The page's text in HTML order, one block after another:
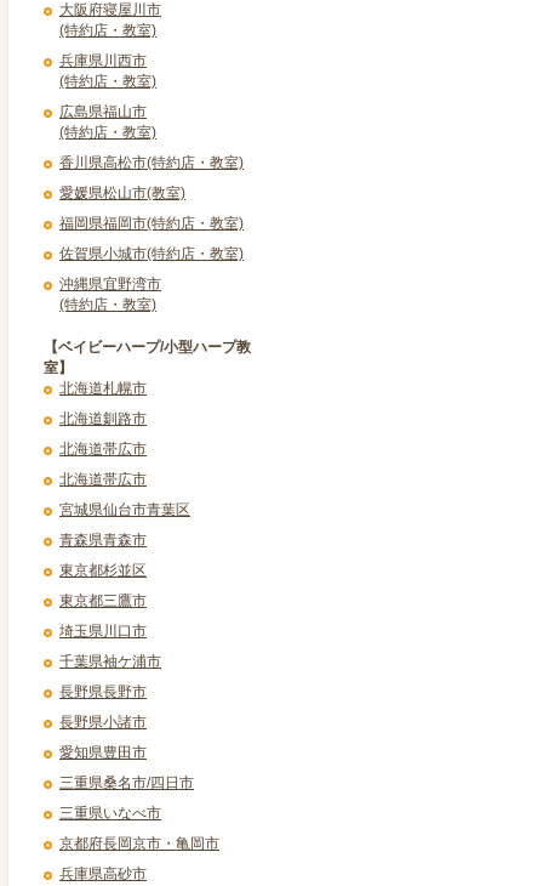
大阪府寝屋川市
(特約店・教室)
兵庫県川西市
(特約店・教室)
広島県福山市
(特約店・教室)
香川県高松市(特約店・教室)
愛媛県松山市(教室)
福岡県福岡市(特約店・教室)
佐賀県小城市(特約店・教室)
沖縄県宜野湾市
(特約店・教室)
【ベイビーハープ/小型ハープ教
室】
北海道札幌市
北海道釧路市
北海道帯広市
北海道帯広市
宮城県仙台市青葉区
青森県青森市
東京都杉並区
東京都三鷹市
埼玉県川口市
千葉県袖ケ浦市
長野県長野市
長野県小諸市
愛知県豊田市
三重県桑名市/四日市
三重県いなべ市
京都府長岡京市・亀岡市
兵庫県高砂市